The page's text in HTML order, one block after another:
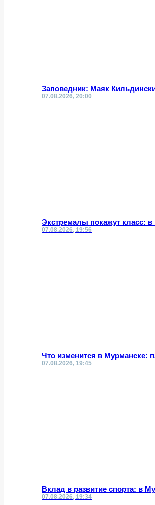
Заповедник: Маяк
07.08.2026, 20:00
Экстремалы покажут класс:
07.08.2026, 19:56
Что изменится в Мурманске:
07.08.2026, 19:45
Вклад в развитие спорта: в
07.08.2026, 19:34